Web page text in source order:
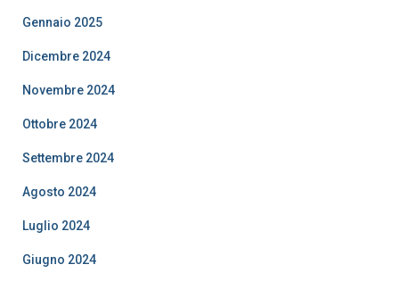
Gennaio 2025
Dicembre 2024
Novembre 2024
Ottobre 2024
Settembre 2024
Agosto 2024
Luglio 2024
Giugno 2024